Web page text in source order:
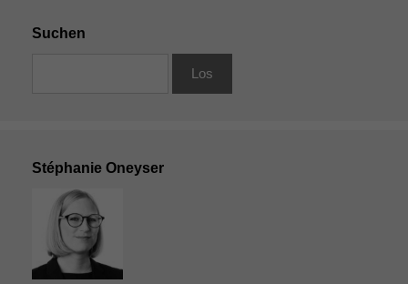
Suchen
Stéphanie Oneyser